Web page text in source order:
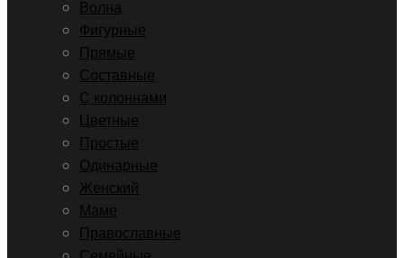
Волна
Фигурные
Прямые
Составные
С колоннами
Цветные
Простые
Одинарные
Женский
Маме
Православные